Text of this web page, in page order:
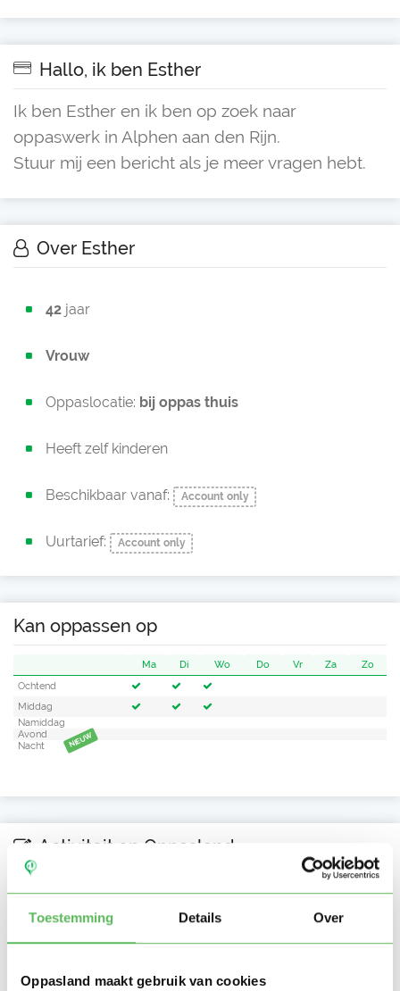
Toestemming Details Over
Oppasland maakt gebruik van cookies
Hallo, ik ben Esther
Ik ben Esther en ik ben op zoek naar
oppaswerk in Alphen aan den Rijn.
Stuur mij een bericht als je meer vragen hebt.
Over Esther
42 jaar
Vrouw
Oppaslocatie: bij oppas thuis
Heeft zelf kinderen
Beschikbaar vanaf: Account only
Uurtarief: Account only
Kan oppassen op
Ma Di Wo Do Vr Za
Zo
Ochtend
Middag
Namiddag
Avond
Nacht
NIEUW
Activiteit op Oppasland
14-05-2026
Profiel bijgewerkt